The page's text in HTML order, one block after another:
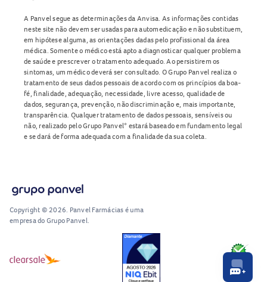
utilize o produto após o prazo de validade.
O OHDE 7.000 UI Cápsulas Moles está disponível na Panvel.
Consulte sempre um profissional de saúde antes de utilizar
qualquer medicamento. Confira mais opções em
Vitaminas.
A Panvel segue as determinações da Anvisa. As informações contidas
neste site não devem ser usadas para automedicação e não substituem,
em hipótese alguma, as orientações dadas pelo profissional da área
médica. Somente o médico está apto a diagnosticar qualquer problema
de saúde e prescrever o tratamento adequado. Ao persistirem os
sintomas, um médico deverá ser consultado. O Grupo Panvel realiza o
tratamento de seus dados pessoais de acordo com os princípios da boa-
fé, finalidade, adequação, necessidade, livre acesso, qualidade de
dados, segurança, prevenção, não discriminação e, mais importante,
transparência. Qualquer tratamento de dados pessoais, sensíveis ou
não, realizado pelo Grupo Panvel* estará baseado em fundamento legal
e se dará de forma adequada com a finalidade da sua coleta.
Copyright © 2026. Panvel Farmácias é uma
empresa do Grupo Panvel.
RA1000